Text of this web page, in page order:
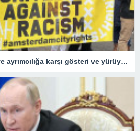
Hollanda’da ırkçılığa ve ayrımcılığa karşı gösteri ve yürüyüş düzenlendi